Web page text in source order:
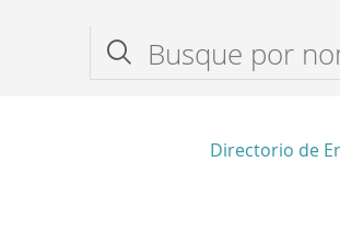
Directorio de